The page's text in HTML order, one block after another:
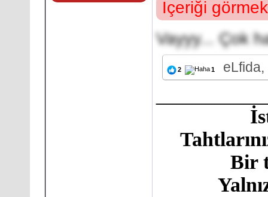
İçeriği
Vayyy... Çok
2 1
Bir